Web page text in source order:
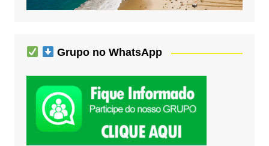
Grupo no WhatsApp